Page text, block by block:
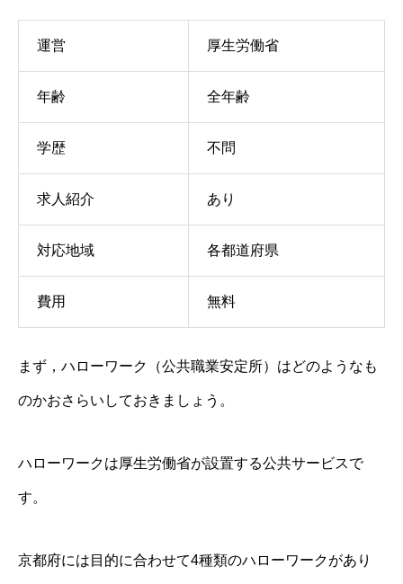
運営 厚生労働省
年齢 全年齢
学歴 不問
求人紹介 あり
対応地域 各都道府県
費用 無料
まず，ハローワーク（公共職業安定所）はどのようなも
のかおさらいしておきましょう。
ハローワークは厚生労働省が設置する公共サービスで
す。
京都府には目的に合わせて4種類のハローワークがあり